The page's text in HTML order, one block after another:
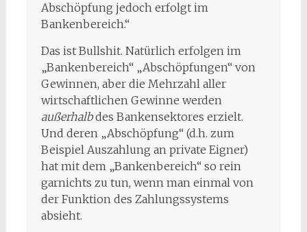
Abschöpfung jedoch erfolgt im
Bankenbereich.“
Das ist Bullshit. Natürlich erfolgen im
„Bankenbereich“ „Abschöpfungen“ von
Gewinnen, aber die Mehrzahl aller
wirtschaftlichen Gewinne werden
außerhalbdes Bankensektores erzielt.
Und deren „Abschöpfung“ (d.h. zum
Beispiel Auszahlung an private Eigner)
hat mit dem „Bankenbereich“ so rein
garnichts zu tun, wenn man einmal von
der Funktion des Zahlungssystems
absieht.